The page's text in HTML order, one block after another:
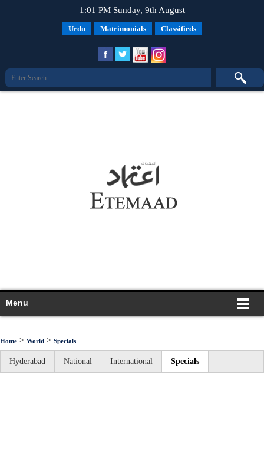
1:01 PM Sunday, 9th August
Urdu Matrimonials Classifieds
Menu
Home > World > Specials
Hyderabad National International Specials